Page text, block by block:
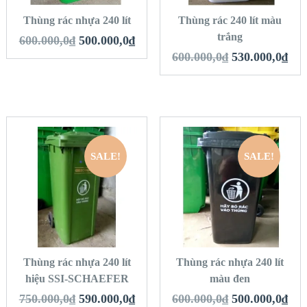
Thùng rác nhựa 240 lít
600.000,0₫ 500.000,0₫
Thùng rác 240 lít màu
trắng
600.000,0₫ 530.000,0₫
SALE!
QUICK LOOK
VIEW DETAILS
THÊM VÀO GIỎ
HÀNG
Thùng rác nhựa 240 lít
hiệu SSI-SCHAEFER
750.000,0₫ 590.000,0₫
SALE!
QUICK LOOK
VIEW DETAILS
THÊM VÀO GIỎ
HÀNG
Thùng rác nhựa 240 lít
màu đen
600.000,0₫ 500.000,0₫